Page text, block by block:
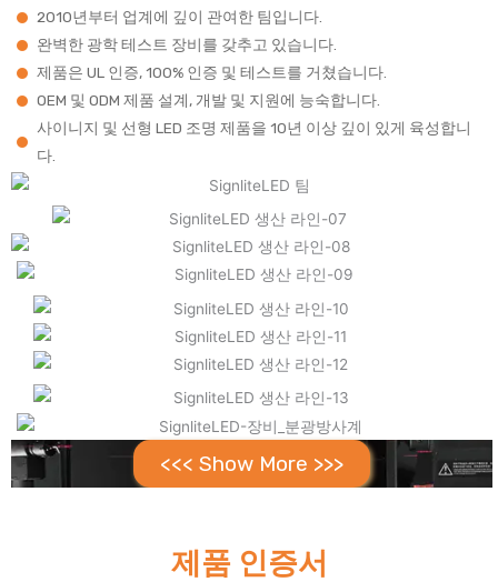
2010년부터 업계에 깊이 관여한 팀입니다.
완벽한 광학 테스트 장비를 갖추고 있습니다.
제품은 UL 인증, 100% 인증 및 테스트를 거쳤습니다.
OEM 및 ODM 제품 설계, 개발 및 지원에 능숙합니다.
사이니지 및 선형 LED 조명 제품을 10년 이상 깊이 있게 육성합니
다.
<<< Show More >>>
제품 인증서